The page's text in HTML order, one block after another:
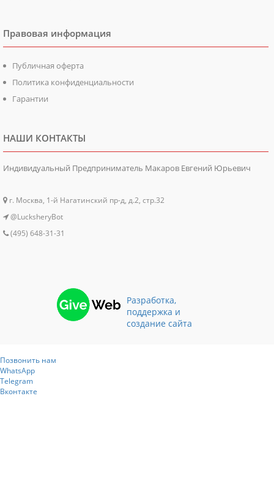
Правовая информация
Публичная оферта
Политика конфиденциальности
Гарантии
НАШИ КОНТАКТЫ
Индивидуальный Предприниматель Макаров Евгений Юрьевич
г. Москва, 1-й Нагатинский пр-д, д.2, стр.32
@LucksheryBot
(495) 648-31-31
Разработка,
поддержка и
создание сайта
Позвонить нам
WhatsApp
Telegram
Вконтакте